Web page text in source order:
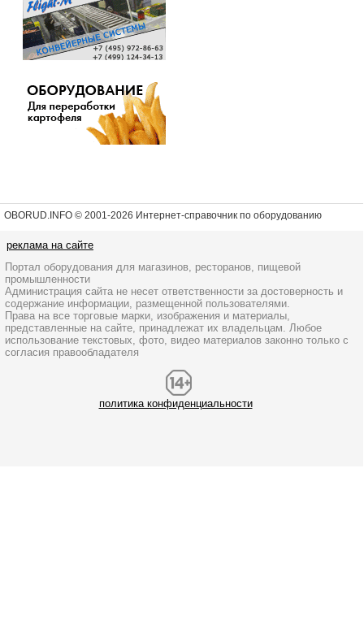
OBORUD.INFO © 2001-2026 Интернет-справочник по оборудованию
реклама на сайте
Портал оборудования для магазинов, ресторанов, пищевой
промышленности
Администрация сайта не несет ответственности за достоверность и
содержание информации, размещенной пользователями.
Права на все торговые марки, изображения и материалы,
представленные на сайте, принадлежат их владельцам. Любое
использование текстовых, фото, видео материалов законно только с
согласия правообладателя
политика конфиденциальности